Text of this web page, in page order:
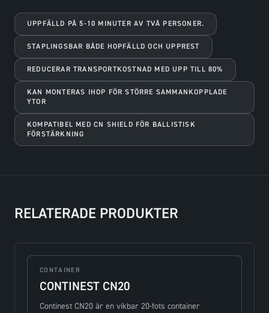
UPPFÄLLD PÅ 5-10 MINUTER AV TVÅ PERSONER.
STAPLINGSBAR BÅDE HOPFÄLLD OCH UPPREST
REDUCERAR TRANSPORTKOSTNAD MED UPP TILL 80%
KAN MONTERAS IHOP FÖR STÖRRE SAMMANKOPPLADE
YTOR
KOMPATIBEL MED CN SHIELD FÖR BALLISTISK
FÖRSTÄRKNING
RELATERADE PRODUKTER
CONTAINER
CONTINEST CN20
Continest CN20 är en vikbar 20-fots container